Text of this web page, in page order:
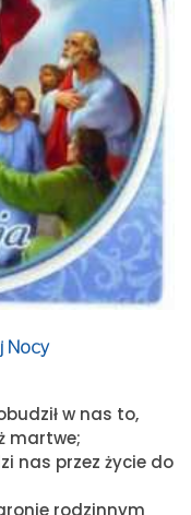
Nocy
w nas to,
martwe;
nas przez życie do
rodzinnym